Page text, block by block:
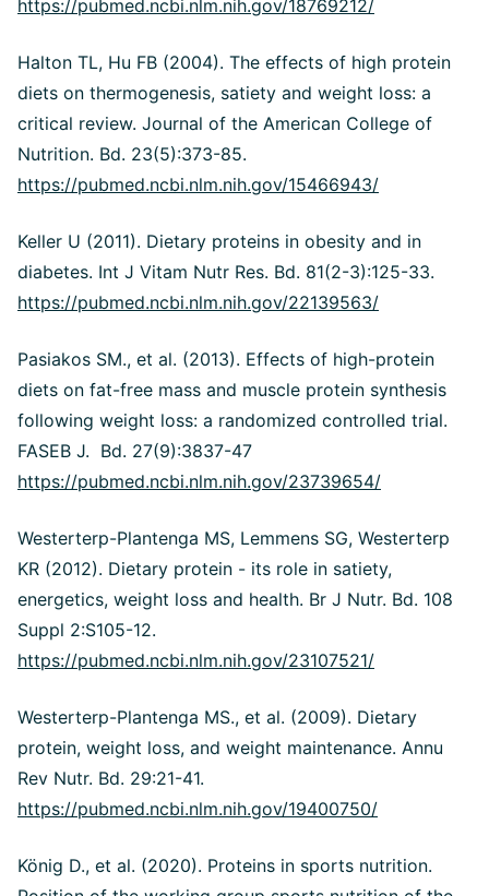
https://pubmed.ncbi.nlm.nih.gov/18769212/
Halton TL, Hu FB (2004). The effects of high protein
diets on thermogenesis, satiety and weight loss: a
critical review. Journal of the American College of
Nutrition. Bd. 23(5):373-85.
https://pubmed.ncbi.nlm.nih.gov/15466943/
Keller U (2011). Dietary proteins in obesity and in
diabetes. Int J Vitam Nutr Res. Bd. 81(2-3):125-33.
https://pubmed.ncbi.nlm.nih.gov/22139563/
Pasiakos SM., et al. (2013). Effects of high-protein
diets on fat-free mass and muscle protein synthesis
following weight loss: a randomized controlled trial.
FASEB J. Bd. 27(9):3837-47
https://pubmed.ncbi.nlm.nih.gov/23739654/
Westerterp-Plantenga MS, Lemmens SG, Westerterp
KR (2012). Dietary protein - its role in satiety,
energetics, weight loss and health. Br J Nutr. Bd. 108
Suppl 2:S105-12.
https://pubmed.ncbi.nlm.nih.gov/23107521/
Westerterp-Plantenga MS., et al. (2009). Dietary
protein, weight loss, and weight maintenance. Annu
Rev Nutr. Bd. 29:21-41.
https://pubmed.ncbi.nlm.nih.gov/19400750/
König D., et al. (2020). Proteins in sports nutrition.